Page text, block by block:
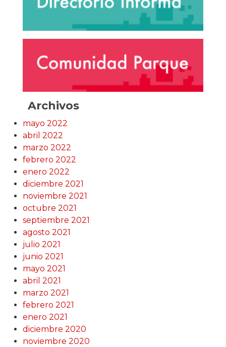
Archivos
mayo 2022
abril 2022
marzo 2022
febrero 2022
enero 2022
diciembre 2021
noviembre 2021
octubre 2021
septiembre 2021
agosto 2021
julio 2021
junio 2021
mayo 2021
abril 2021
marzo 2021
febrero 2021
enero 2021
diciembre 2020
noviembre 2020